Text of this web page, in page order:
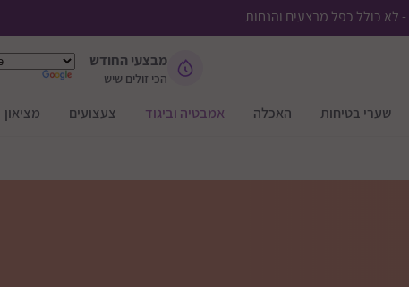
- לא כולל כפל מבצעים והנחות
שערי בטיחות האכלה אמבטיה וביגוד צעצועים מציאון
מבצעי החודש
הכי זולים שיש